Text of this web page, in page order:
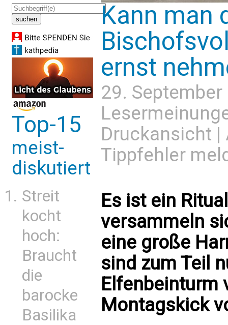
Top-15
meist-
diskutiert
Streit
kocht
hoch:
Braucht
die
barocke
Basilika
Kann man
ernst
29.
Druckansicht |
Tippfehler
Es ist ein
versammeln
eine große
sind zum Teil
Elfenbeinturm
Montagskick